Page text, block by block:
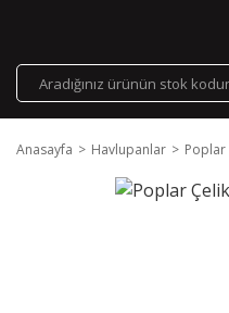
Anasayfa Havlupanlar Poplar